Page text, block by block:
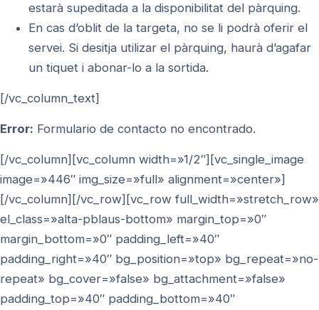
estarà supeditada a la disponibilitat del pàrquing.
En cas d’oblit de la targeta, no se li podrà oferir el
servei. Si desitja utilizar el pàrquing, haurà d’agafar
un tiquet i abonar-lo a la sortida.
[/vc_column_text]
Error: Formulario de contacto no encontrado.
[/vc_column][vc_column width=»1/2″][vc_single_image
image=»446″ img_size=»full» alignment=»center»]
[/vc_column][/vc_row][vc_row full_width=»stretch_row»
el_class=»alta-pblaus-bottom» margin_top=»0″
margin_bottom=»0″ padding_left=»40″
padding_right=»40″ bg_position=»top» bg_repeat=»no-
repeat» bg_cover=»false» bg_attachment=»false»
padding_top=»40″ padding_bottom=»40″